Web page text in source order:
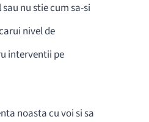
nu stie cum sa-si
nivel de
interventii pe
noasta cu voi si sa